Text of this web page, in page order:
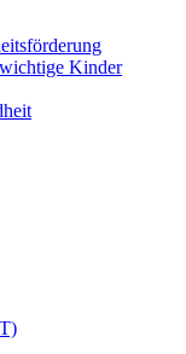
Kinder